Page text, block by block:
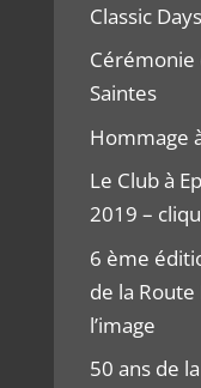
Classic
Cérémonie
Saintes
Hommage
Le Club à
2019 –
6 ème
de la
l’image
50 ans de